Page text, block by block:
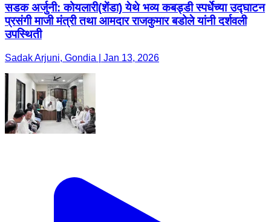
सडक अर्जुनी: कोयलारी(शेंडा) येथे भव्य कबड्डी स्पर्धेच्या उद्घाटन
प्रसंगी माजी मंत्री तथा आमदार राजकुमार बडोले यांनी दर्शवली
उपस्थिती
Sadak Arjuni, Gondia | Jan 13, 2026